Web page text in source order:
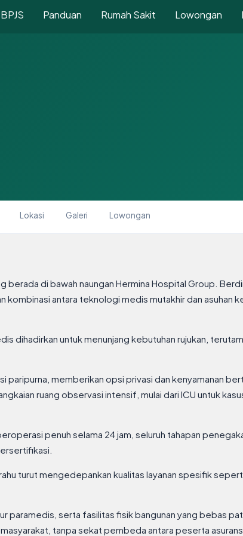
BPJS Panduan Rumah Sakit Lowongan
Lokasi Galeri Lowongan
berada di bawah naungan Hermina Hospital Group.
kombinasi antara teknologi medis mutakhir dan asuhan
dihadirkan untuk menunjang kebutuhan rujukan,
paripurna, memberikan opsi privasi dan kenyamanan
ruang observasi intensif, mulai dari ICU untuk
penuh selama 24 jam, seluruh tahapan
turut mengedepankan kualitas layanan spesifik
paramedis, serta fasilitas fisik bangunan yang bebas
tanpa sekat pembeda antara peserta